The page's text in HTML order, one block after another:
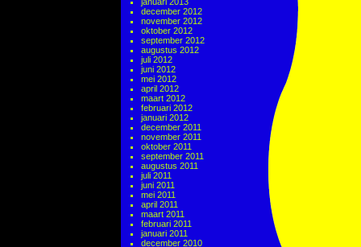
december 2012
november 2012
oktober 2012
september 2012
augustus 2012
juli 2012
juni 2012
mei 2012
april 2012
maart 2012
februari 2012
januari 2012
december 2011
november 2011
oktober 2011
september 2011
augustus 2011
juli 2011
juni 2011
mei 2011
april 2011
maart 2011
februari 2011
januari 2011
december 2010